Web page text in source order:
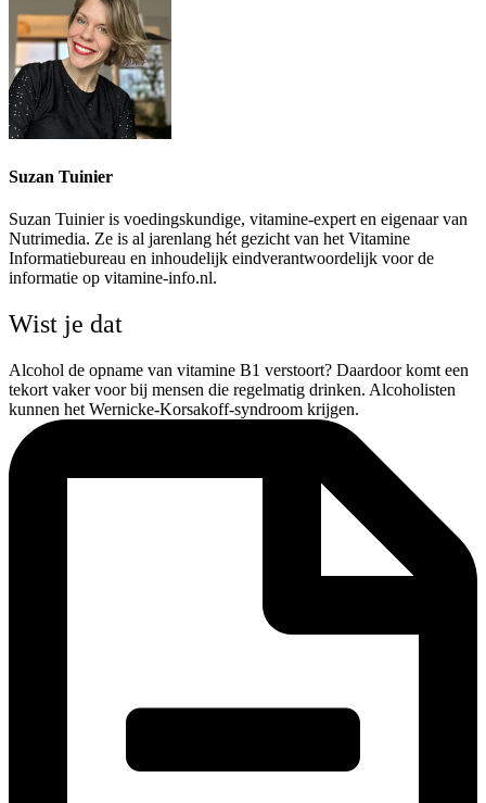
Suzan Tuinier
Suzan Tuinier is voedingskundige, vitamine-expert en eigenaar van
Nutrimedia. Ze is al jarenlang hét gezicht van het Vitamine
Informatiebureau en inhoudelijk eindverantwoordelijk voor de
informatie op vitamine-info.nl.
Wist je dat
Alcohol de opname van vitamine B1 verstoort? Daardoor komt een
tekort vaker voor bij mensen die regelmatig drinken. Alcoholisten
kunnen het Wernicke-Korsakoff-syndroom krijgen.